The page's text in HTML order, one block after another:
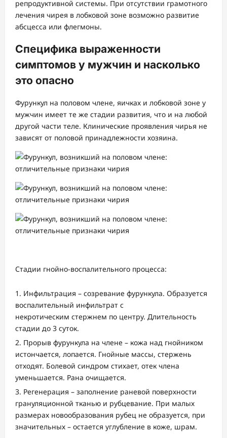
репродуктивной системы. При отсутствии грамотного
лечения чирея в лобковой зоне возможно развитие
абсцесса или флегмоны.
Специфика выраженности
симптомов у мужчин и насколько
это опасно
Фурункул на половом члене, яичках и лобковой зоне у
мужчин имеет те же стадии развития, что и на любой
другой части теле. Клинические проявления чирья не
зависят от половой принадлежности хозяина.
Стадии гнойно-воспалительного процесса:
Инфильтрация – созревание фурункула. Образуется
воспалительный инфильтрат с
некротическим стержнем по центру. Длительность
стадии до 3 суток.
Прорыв фурункула на члене – кожа над гнойником
истончается, лопается. Гнойные массы, стержень
отходят. Болевой синдром стихает, отек члена
уменьшается. Рана очищается.
Регенерация – заполнение раневой поверхности
грануляционной тканью и рубцевание. При малых
размерах новообразования рубец не образуется, при
значительных – остается углубление в коже, шрам.